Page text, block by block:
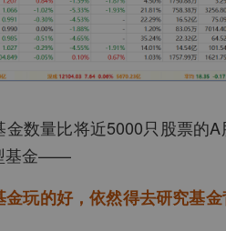
金数量比将近5000只股票的
基金——
金玩的好，依然得去研究基